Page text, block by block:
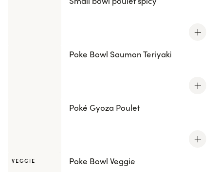
Poke Bowl Saumon Teriyaki
Poké Gyoza Poulet
VEGGIE Poke Bowl Veggie